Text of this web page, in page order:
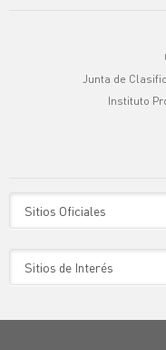
Junta de
Instituto